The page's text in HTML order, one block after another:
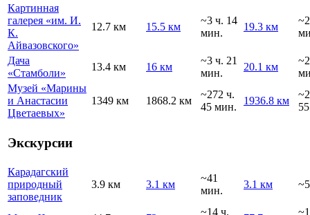
Картинная
галерея «им. И.
К.
Айвазовского»
12.7 км 15.5 км
~3 ч. 14
мин.
19.3 км
Дача
«Стамболи»
13.4 км 16 км
~3 ч. 21
мин.
20.1 км
Музей «Марины
и Анастасии
Цветаевых»
1349 км 1868.2 км
~272 ч.
45 мин.
1936.8 км
Экскурсии
Карадагский
природный
заповедник
3.9 км 3.1 км
~41
мин.
3.1 км
~14 ч.